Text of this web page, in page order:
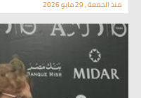
منذ الجمعة , 29 مايو 2026